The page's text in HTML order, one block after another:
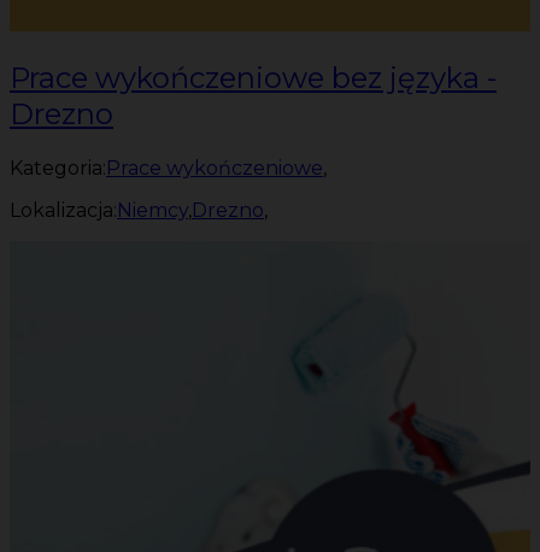
Prace wykończeniowe bez języka -
Drezno
Kategoria:Prace wykończeniowe,
Lokalizacja:Niemcy,Drezno,